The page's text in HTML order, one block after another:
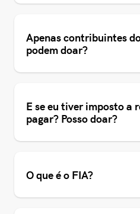
Apenas contribuintes
podem doar?
E se eu tiver imposto a
pagar? Posso doar?
O que é o FIA?